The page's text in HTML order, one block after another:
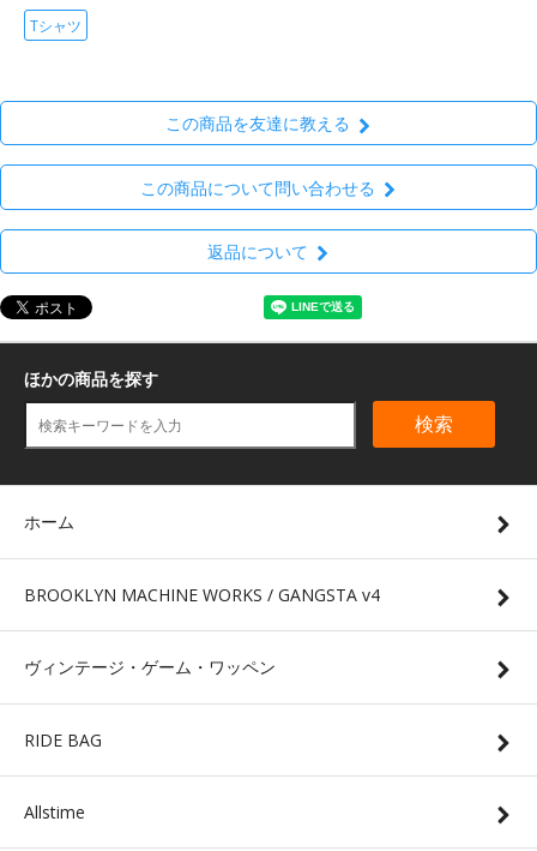
Tシャツ
この商品を友達に教える
この商品について問い合わせる
返品について
ほかの商品を探す
検索
ホーム
BROOKLYN MACHINE WORKS / GANGSTA v4
ヴィンテージ・ゲーム・ワッペン
RIDE BAG
Allstime